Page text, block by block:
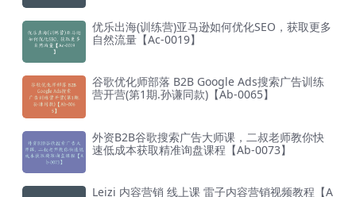
优乐出海(训练营)亚马逊如何优化SEO，获取更多
自然流量【Ac-0019】
谷歌优化师部落 B2B Google Ads搜索广告训练
营开营(第1期.孙谦同款)【Ab-0065】
外资B2B谷歌搜索广告大师课，二叔老师教你快
速低成本获取精准询盘课程【Ab-0073】
Leizi 内容营销 线上课 雷子内容营销视频教程【A